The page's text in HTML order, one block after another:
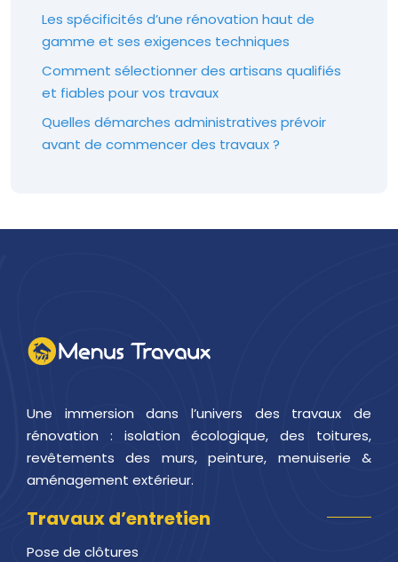
Les spécificités d’une rénovation haut de
gamme et ses exigences techniques
Comment sélectionner des artisans qualifiés
et fiables pour vos travaux
Quelles démarches administratives prévoir
avant de commencer des travaux ?
Une immersion dans l’univers des travaux de
rénovation : isolation écologique, des toitures,
revêtements des murs, peinture, menuiserie &
aménagement extérieur.
Travaux d’entretien
Pose de clôtures